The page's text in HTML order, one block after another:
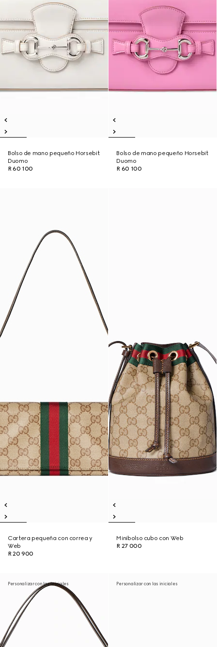
Bolso de mano pequeño Horsebit
Duomo
R 60 100
Bolso de mano pequeño Horsebit
Duomo
R 60 100
Cartera pequeña con correa y
Web
R 20 900
Minibolso cubo con Web
R 27 000
Personalizar con las iniciales Personalizar con las iniciales